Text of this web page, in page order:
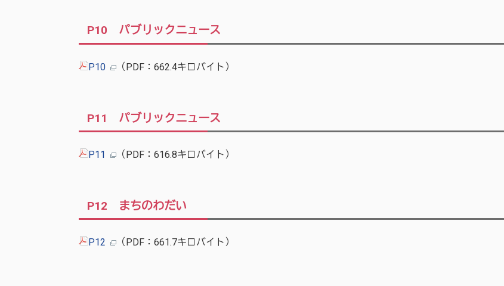
P10 パブリックニュース
P10 （PDF：662.4キロバイト）
P11 パブリックニュース
P11 （PDF：616.8キロバイト）
P12 まちのわだい
P12 （PDF：661.7キロバイト）